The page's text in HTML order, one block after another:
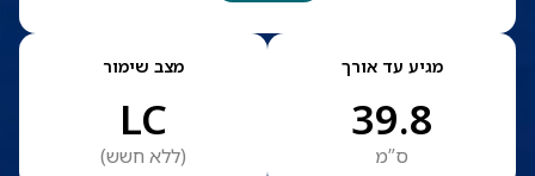
מגיע עד אורך
39.8
ס”מ
מצב שימור
LC
(ללא חשש)